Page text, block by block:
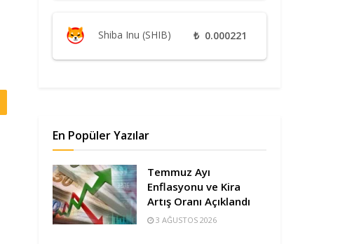
Shiba Inu (SHIB) ₺ 0.000221
En Popüler Yazılar
Temmuz Ayı
Enflasyonu ve Kira
Artış Oranı Açıklandı
3 AĞUSTOS 2026